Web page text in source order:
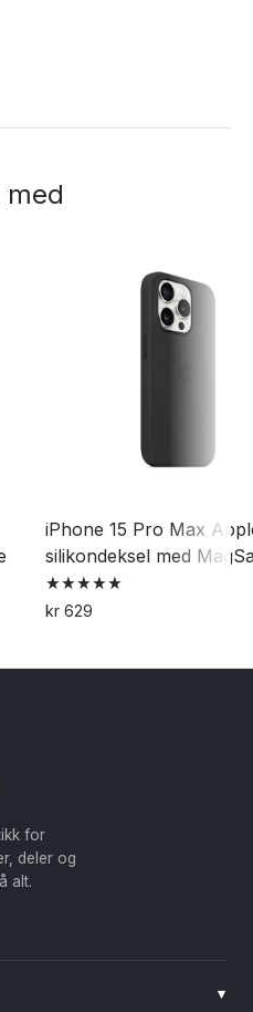
med
iPhone 15 Pro Max
silikondeksel med
Vurdert
5.00
kr629
produktet
for
deler og
alt.
▾